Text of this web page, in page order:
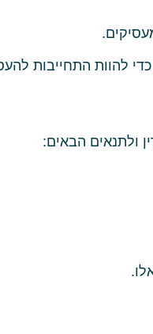
להוות התחייבות
ולתנאים הבאים: